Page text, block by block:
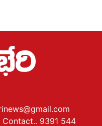
Contact.. 9391 544